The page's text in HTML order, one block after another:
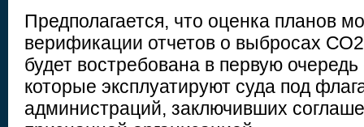
Предполагается, что оценка планов
верификации отчетов о выбросах
будет востребована в первую
которые эксплуатируют суда под
администраций, заключивших